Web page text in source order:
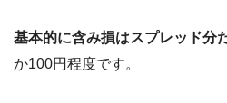
基本的に含み損はスプレッド分
か100円程度です。